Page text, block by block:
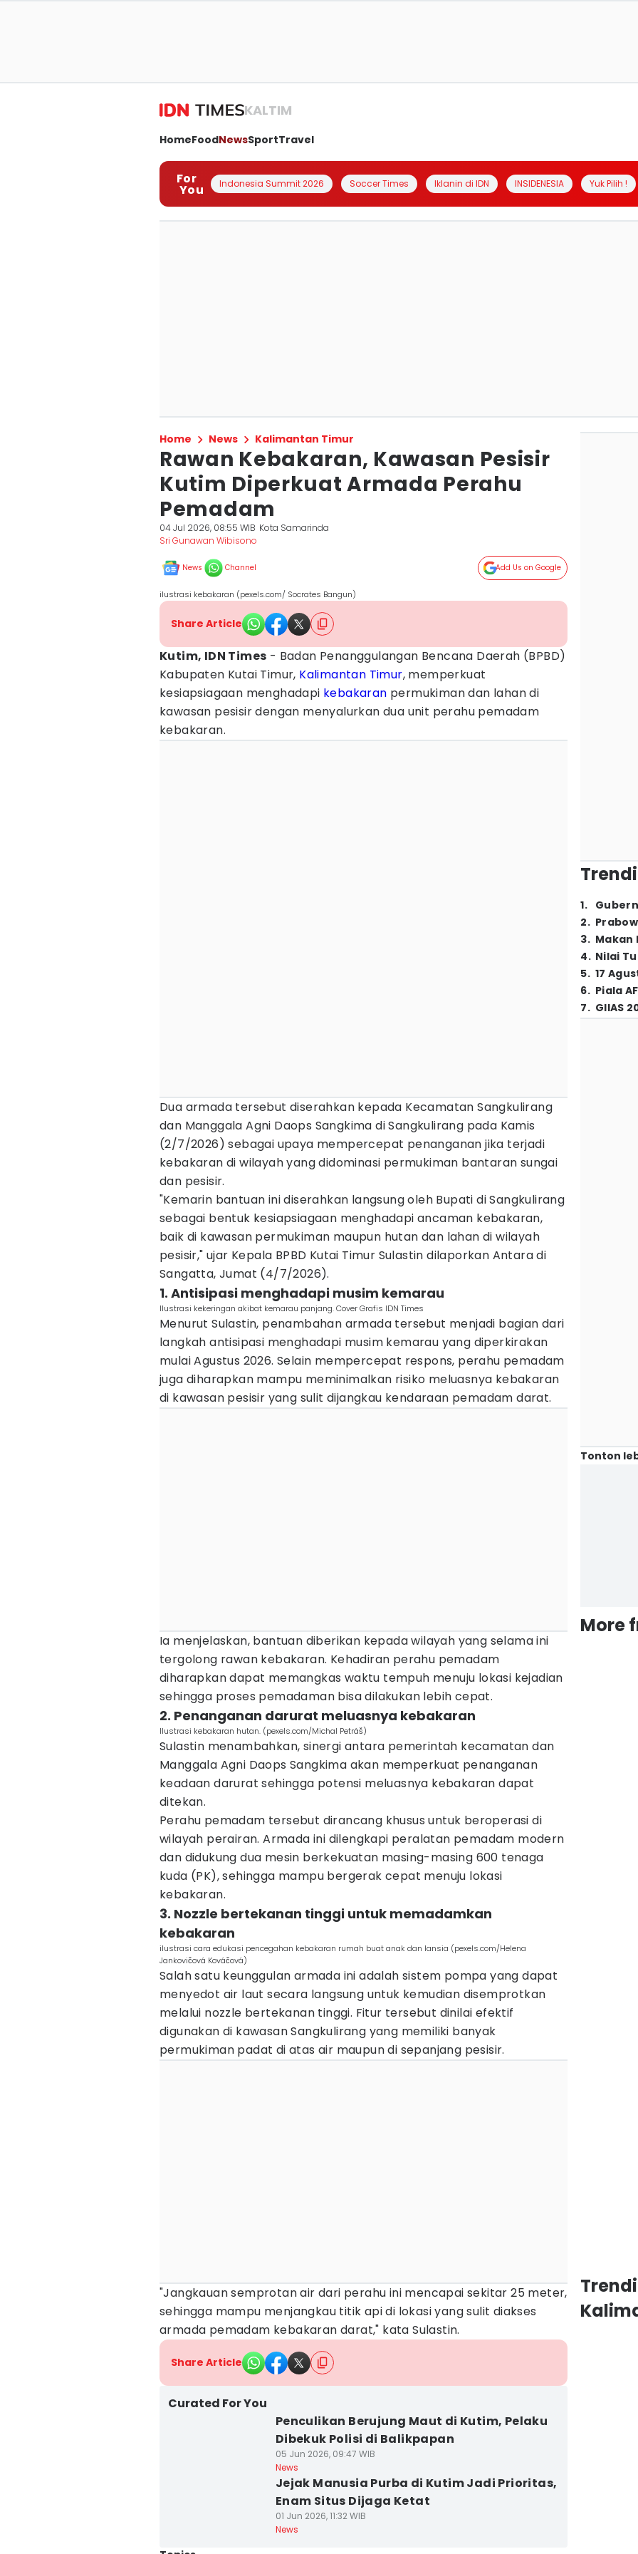
KALTIM
HomeFoodNewsSportTravel
For
You Indonesia Summit 2026 Soccer Times Iklanin di IDN INSIDENESIA Yuk Pilih !
Home News Kalimantan Timur
Rawan Kebakaran, Kawasan Pesisir
Kutim Diperkuat Armada Perahu
Pemadam
04 Jul 2026, 08:55 WIB Kota Samarinda
Sri Gunawan Wibisono
News Channel Add Us on Google
ilustrasi kebakaran (pexels.com/ Socrates Bangun)
Share Article
Kutim, IDN Times - Badan Penanggulangan Bencana Daerah (BPBD)
Kabupaten Kutai Timur, Kalimantan Timur, memperkuat
kesiapsiagaan menghadapi kebakaran permukiman dan lahan di
kawasan pesisir dengan menyalurkan dua unit perahu pemadam
kebakaran.
Dua armada tersebut diserahkan kepada Kecamatan Sangkulirang
dan Manggala Agni Daops Sangkima di Sangkulirang pada Kamis
(2/7/2026) sebagai upaya mempercepat penanganan jika terjadi
kebakaran di wilayah yang didominasi permukiman bantaran sungai
dan pesisir.
"Kemarin bantuan ini diserahkan langsung oleh Bupati di Sangkulirang
sebagai bentuk kesiapsiagaan menghadapi ancaman kebakaran,
baik di kawasan permukiman maupun hutan dan lahan di wilayah
pesisir," ujar Kepala BPBD Kutai Timur Sulastin dilaporkan Antara di
Sangatta, Jumat (4/7/2026).
1. Antisipasi menghadapi musim kemarau
Ilustrasi kekeringan akibat kemarau panjang. Cover Grafis IDN Times
Menurut Sulastin, penambahan armada tersebut menjadi bagian dari
langkah antisipasi menghadapi musim kemarau yang diperkirakan
mulai Agustus 2026. Selain mempercepat respons, perahu pemadam
juga diharapkan mampu meminimalkan risiko meluasnya kebakaran
di kawasan pesisir yang sulit dijangkau kendaraan pemadam darat.
Ia menjelaskan, bantuan diberikan kepada wilayah yang selama ini
tergolong rawan kebakaran. Kehadiran perahu pemadam
diharapkan dapat memangkas waktu tempuh menuju lokasi kejadian
sehingga proses pemadaman bisa dilakukan lebih cepat.
2. Penanganan darurat meluasnya kebakaran
Ilustrasi kebakaran hutan. (pexels.com/Michal Petráš)
Sulastin menambahkan, sinergi antara pemerintah kecamatan dan
Manggala Agni Daops Sangkima akan memperkuat penanganan
keadaan darurat sehingga potensi meluasnya kebakaran dapat
ditekan.
Perahu pemadam tersebut dirancang khusus untuk beroperasi di
wilayah perairan. Armada ini dilengkapi peralatan pemadam modern
dan didukung dua mesin berkekuatan masing-masing 600 tenaga
kuda (PK), sehingga mampu bergerak cepat menuju lokasi
kebakaran.
3. Nozzle bertekanan tinggi untuk memadamkan
kebakaran
ilustrasi cara edukasi pencegahan kebakaran rumah buat anak dan lansia (pexels.com/Helena
Jankovičová Kováčová)
Salah satu keunggulan armada ini adalah sistem pompa yang dapat
menyedot air laut secara langsung untuk kemudian disemprotkan
melalui nozzle bertekanan tinggi. Fitur tersebut dinilai efektif
digunakan di kawasan Sangkulirang yang memiliki banyak
permukiman padat di atas air maupun di sepanjang pesisir.
"Jangkauan semprotan air dari perahu ini mencapai sekitar 25 meter,
sehingga mampu menjangkau titik api di lokasi yang sulit diakses
armada pemadam kebakaran darat," kata Sulastin.
Share Article
Curated For You
Penculikan Berujung Maut di Kutim, Pelaku
Dibekuk Polisi di Balikpapan
05 Jun 2026, 09:47 WIB
News
Jejak Manusia Purba di Kutim Jadi Prioritas,
Enam Situs Dijaga Ketat
01 Jun 2026, 11:32 WIB
News
1.
2.
3. Makan
4. Nilai
5. 17
6. Piala
7. GIIAS
Tonton
More